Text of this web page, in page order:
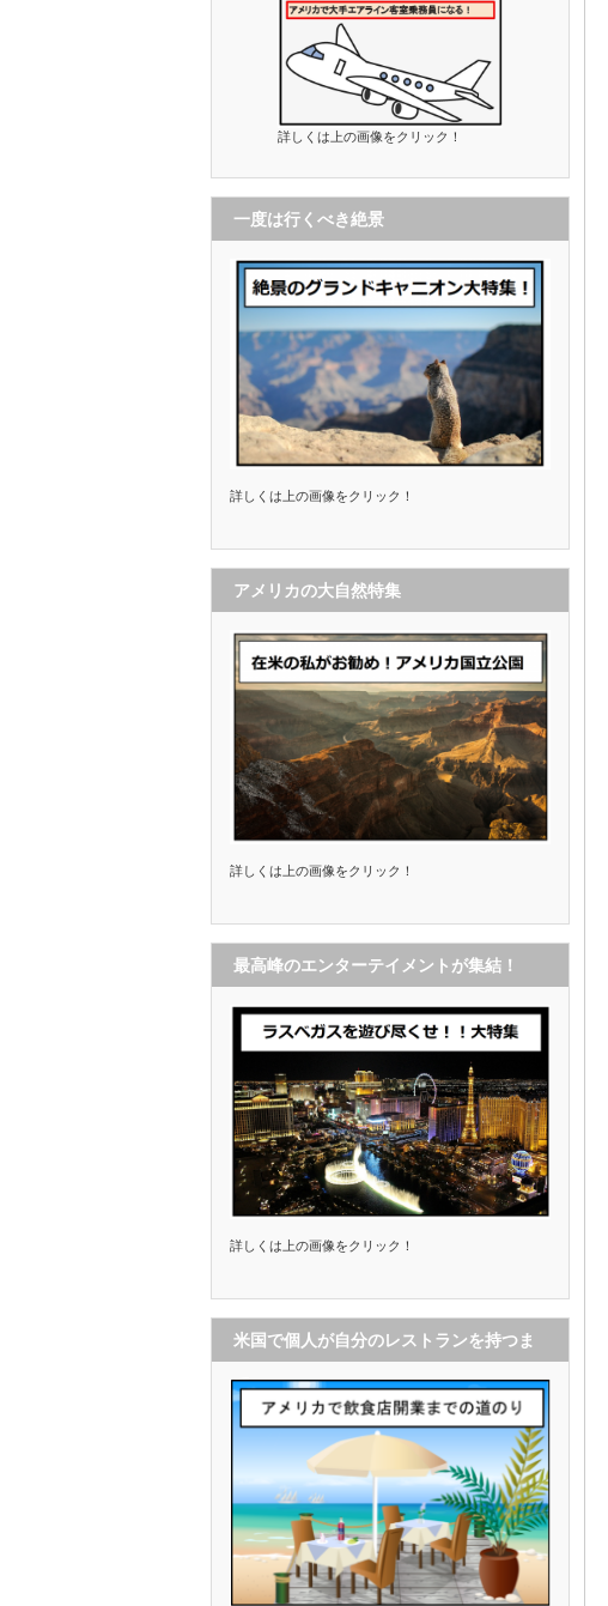
詳しくは上の画像をクリック！
一度は行くべき絶景
詳しくは上の画像をクリック！
アメリカの大自然特集
詳しくは上の画像をクリック！
最高峰のエンターテイメントが集結！
詳しくは上の画像をクリック！
米国で個人が自分のレストランを持つま
で